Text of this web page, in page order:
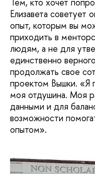
Елизавета советует
опыт, которым вы
приходить в
людям, а не для
единственно
продолжать свое
проектом Вышки. «Я
моя отдушина. Моя
данными и для
возможности
опытом».